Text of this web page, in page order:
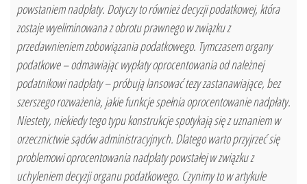
powstaniem nadpłaty. Dotyczy to również decyzji podatkowej, która
zostaje wyeliminowana z obrotu prawnego w związku z
przedawnieniem zobowiązania podatkowego. Tymczasem organy
podatkowe – odmawiając wypłaty oprocentowania od należnej
podatnikowi nadpłaty – próbują lansować tezy zastanawiające, bez
szerszego rozważenia, jakie funkcje spełnia oprocentowanie nadpłaty.
Niestety, niekiedy tego typu konstrukcje spotykają się z uznaniem w
orzecznictwie sądów administracyjnych. Dlatego warto przyjrzeć się
problemowi oprocentowania nadpłaty powstałej w związku z
uchyleniem decyzji organu podatkowego. Czynimy to w artykule